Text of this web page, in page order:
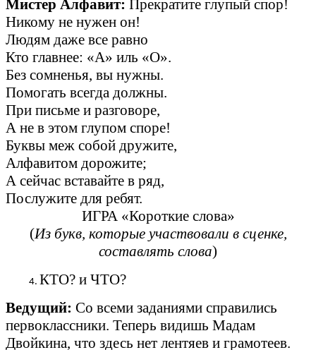
Мистер Алфавит: Прекратите глупый спор!
Никому не нужен он!
Людям даже все равно
Кто главнее: «А» иль «О».
Без сомненья, вы нужны.
Помогать всегда должны.
При письме и разговоре,
А не в этом глупом споре!
Буквы меж собой дружите,
Алфавитом дорожите;
А сейчас вставайте в ряд,
Послужите для ребят.
ИГРА «Короткие слова»
(Из букв, которые участвовали в сценке,
составлять слова)
КТО? и ЧТО?
Ведущий: Со всеми заданиями справились
первоклассники. Теперь видишь Мадам
Двойкина, что здесь нет лентяев и грамотеев.